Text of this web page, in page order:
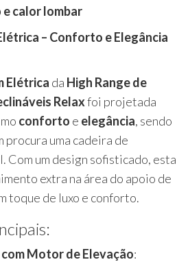
e calor lombar
– Conforto e Elegância
Elétrica da High Range de
Relaxfoi projetada
conforto e elegância, sendo
procura uma cadeira de
Com um design sofisticado, esta
extra na área do apoio de
toque de luxo e conforto.
Motor de Elevação: